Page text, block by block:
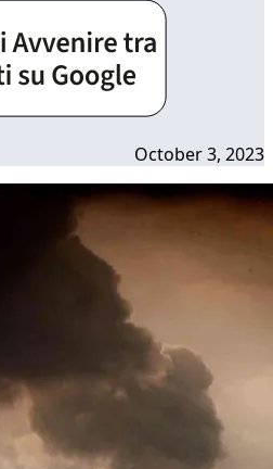
October 3, 2023